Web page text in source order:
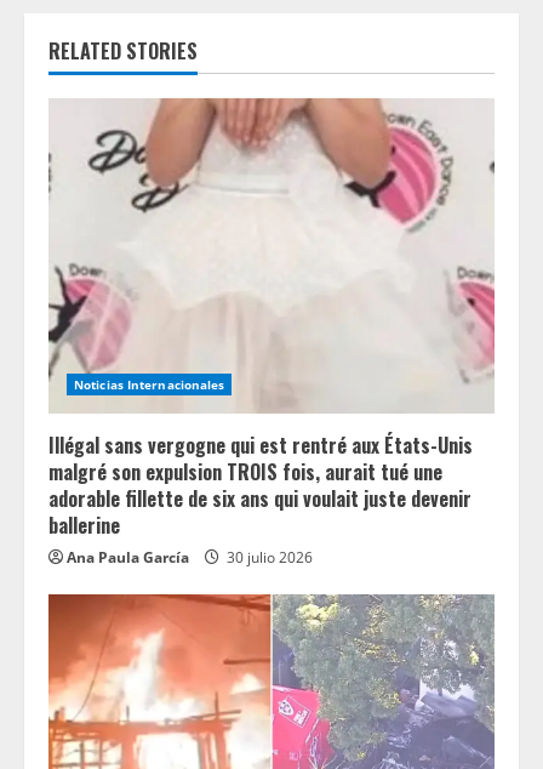
u
R
a
d
i
n
g
RELATED STORIES
Noticias Internacionales
Illégal sans vergogne qui est rentré aux États-Unis
malgré son expulsion TROIS fois, aurait tué une
adorable fillette de six ans qui voulait juste devenir
ballerine
Ana Paula García 30 julio 2026